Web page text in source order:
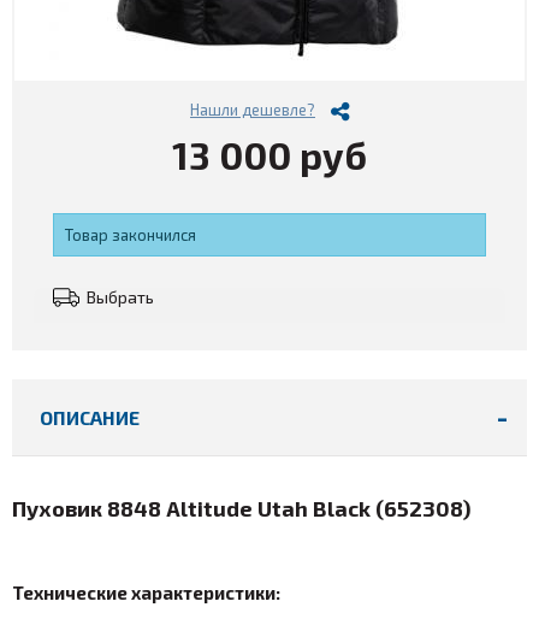
Нашли дешевле?
13 000 руб
Товар закончился
Выбрать
ОПИСАНИЕ
Пуховик 8848 Altitude Utah Black (652308)
Технические характеристики: